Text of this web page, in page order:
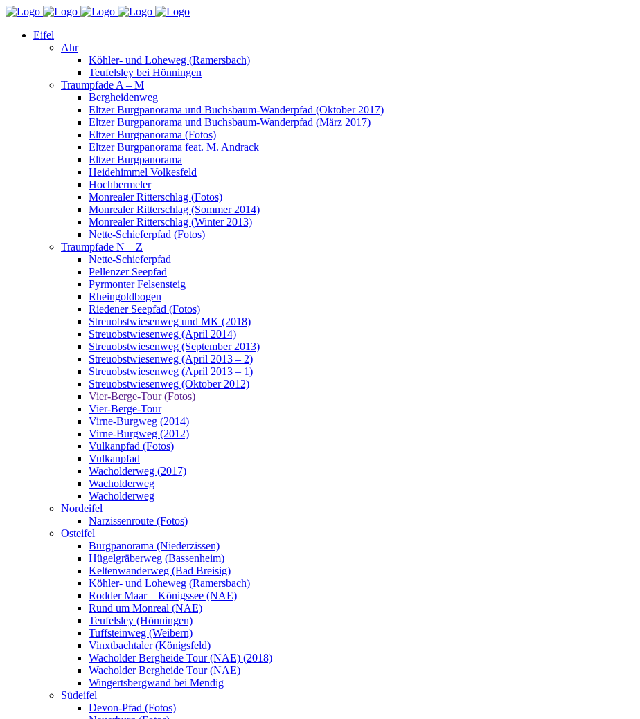
Eifel
Ahr
Köhler- und Loheweg (Ramersbach)
Teufelsley bei Hönningen
Traumpfade A – M
Bergheidenweg
Eltzer Burgpanorama und Buchsbaum-Wanderpfad (Oktober 2017)
Eltzer Burgpanorama und Buchsbaum-Wanderpfad (März 2017)
Eltzer Burgpanorama (Fotos)
Eltzer Burgpanorama feat. M. Andrack
Eltzer Burgpanorama
Heidehimmel Volkesfeld
Hochbermeler
Monrealer Ritterschlag (Fotos)
Monrealer Ritterschlag (Sommer 2014)
Monrealer Ritterschlag (Winter 2013)
Nette-Schieferpfad (Fotos)
Traumpfade N – Z
Nette-Schieferpfad
Pellenzer Seepfad
Pyrmonter Felsensteig
Rheingoldbogen
Riedener Seepfad (Fotos)
Streuobstwiesenweg und MK (2018)
Streuobstwiesenweg (April 2014)
Streuobstwiesenweg (September 2013)
Streuobstwiesenweg (April 2013 – 2)
Streuobstwiesenweg (April 2013 – 1)
Streuobstwiesenweg (Oktober 2012)
Vier-Berge-Tour (Fotos)
Vier-Berge-Tour
Virne-Burgweg (2014)
Virne-Burgweg (2012)
Vulkanpfad (Fotos)
Vulkanpfad
Wacholderweg (2017)
Wacholderweg
Wacholderweg
Nordeifel
Narzissenroute (Fotos)
Osteifel
Burgpanorama (Niederzissen)
Hügelgräberweg (Bassenheim)
Keltenwanderweg (Bad Breisig)
Köhler- und Loheweg (Ramersbach)
Rodder Maar – Königssee (NAE)
Rund um Monreal (NAE)
Teufelsley (Hönningen)
Tuffsteinweg (Weibern)
Vinxtbachtaler (Königsfeld)
Wacholder Bergheide Tour (NAE) (2018)
Wacholder Bergheide Tour (NAE)
Wingertsbergwand bei Mendig
Südeifel
Devon-Pfad (Fotos)